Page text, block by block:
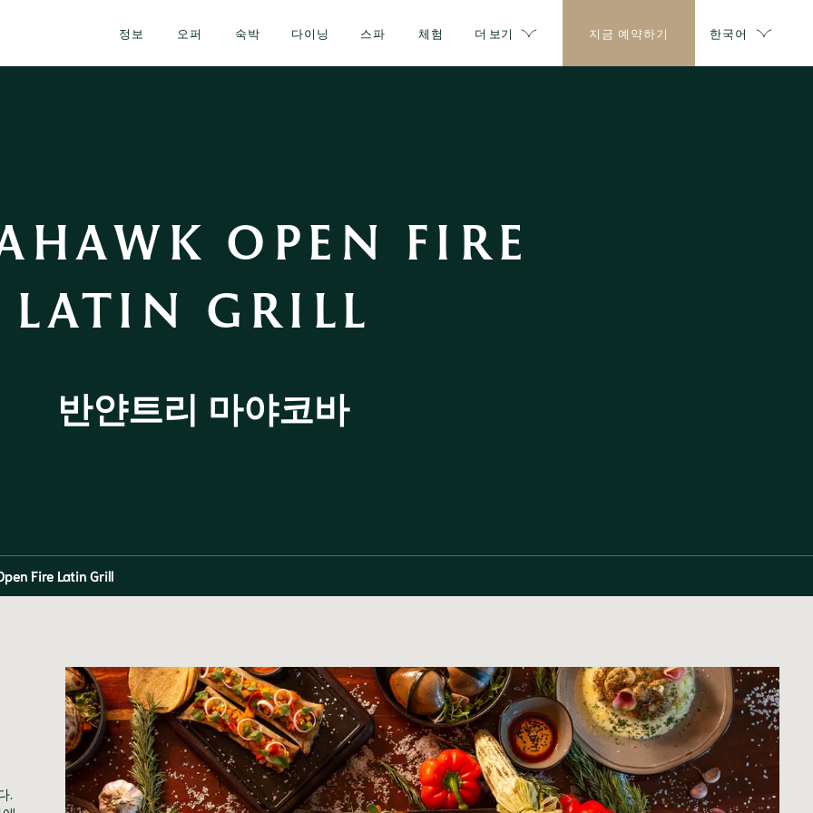
정보 오퍼 숙박 다이닝 스파 체험 더 보기 지금 예약하기 한국어
OPEN FIRE
LATIN GRILL
반얀트리 마야코바
Fire Latin Grill
.